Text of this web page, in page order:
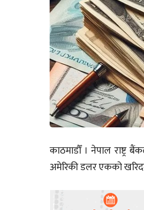
काठमाडौँ । नेपाल राष्ट्र
अमेरिकी डलर एकको